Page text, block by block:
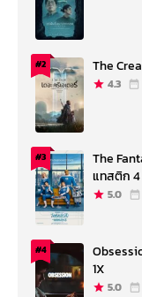
#2 The
4.3
#3
The
แทสติก 4
5.0
#4
1X
5.0